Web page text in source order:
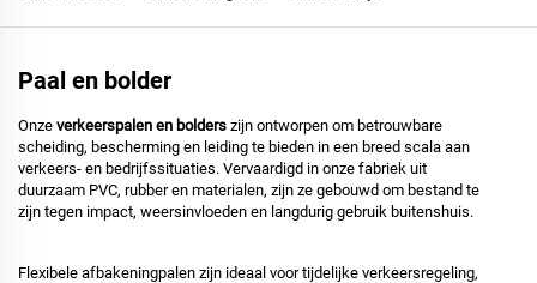
Paal en bolder
Onze verkeerspalen en bolders zijn ontworpen om betrouwbare
scheiding, bescherming en leiding te bieden in een breed scala aan
verkeers- en bedrijfssituaties. Vervaardigd in onze fabriek uit
duurzaam PVC, rubber en materialen, zijn ze gebouwd om bestand te
zijn tegen impact, weersinvloeden en langdurig gebruik buitenshuis.
Flexibele afbakeningpalen zijn ideaal voor tijdelijke verkeersregeling,